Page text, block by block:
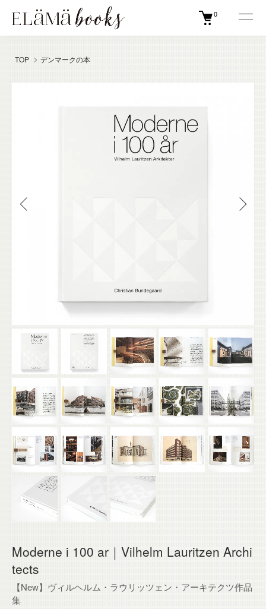
0
TOP デンマークの本
Moderne i 100 ar｜Vilhelm Lauritzen Archi
tects
【New】ヴィルヘルム・ラウリッツェン・アーキテクツ作品
集